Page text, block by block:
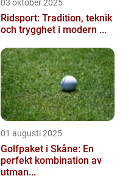
03 oktober 2025
Ridsport: Tradition, teknik
och trygghet i modern ...
01 augusti 2025
Golfpaket i Skåne: En
perfekt kombination av
utman...